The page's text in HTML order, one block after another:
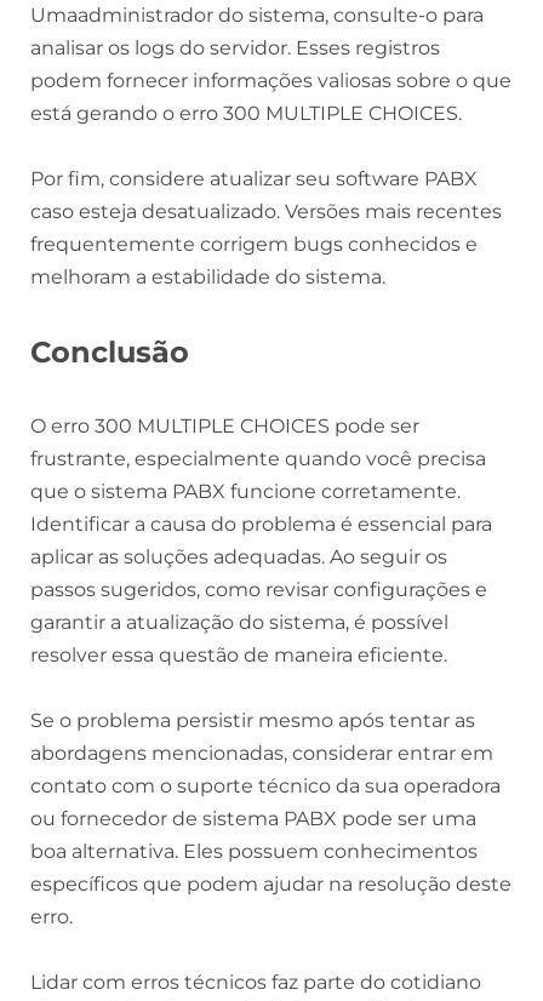
Umaadministrador do sistema, consulte-o para
analisar os logs do servidor. Esses registros
podem fornecer informações valiosas sobre o que
está gerando o erro 300 MULTIPLE CHOICES.
Por fim, considere atualizar seu software PABX
caso esteja desatualizado. Versões mais recentes
frequentemente corrigem bugs conhecidos e
melhoram a estabilidade do sistema.
Conclusão
O erro 300 MULTIPLE CHOICES pode ser
frustrante, especialmente quando você precisa
que o sistema PABX funcione corretamente.
Identificar a causa do problema é essencial para
aplicar as soluções adequadas. Ao seguir os
passos sugeridos, como revisar configurações e
garantir a atualização do sistema, é possível
resolver essa questão de maneira eficiente.
Se o problema persistir mesmo após tentar as
abordagens mencionadas, considerar entrar em
contato com o suporte técnico da sua operadora
ou fornecedor de sistema PABX pode ser uma
boa alternativa. Eles possuem conhecimentos
específicos que podem ajudar na resolução deste
erro.
Lidar com erros técnicos faz parte do cotidiano